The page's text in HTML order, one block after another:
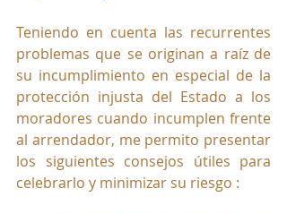
Teniendo en cuenta las recurrentes
problemas que se originan a raíz de
su incumplimiento en especial de la
protección injusta del Estado a los
moradores cuando incumplen frente
al arrendador, me permito presentar
los siguientes consejos útiles para
celebrarlo y minimizar su riesgo :